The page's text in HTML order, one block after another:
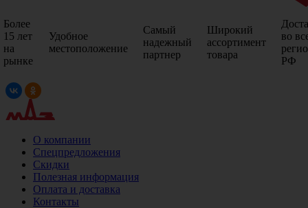
Более
15 лет
на
рынке
Удобное
местоположение
Самый
надежный
партнер
Широкий
ассортимент
товара
во
РФ
О компании
Спецпредложения
Скидки
Полезная информация
Оплата и доставка
Контакты